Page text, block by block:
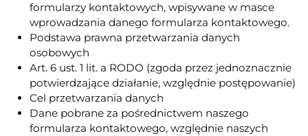
formularzy kontaktowych, wpisywane w masce
wprowadzania danego formularza kontaktowego.
Podstawa prawna przetwarzania danych
osobowych
Art. 6 ust. 1 lit. a RODO (zgoda przez jednoznacznie
potwierdzające działanie, względnie postępowanie)
Cel przetwarzania danych
Dane pobrane za pośrednictwem naszego
formularza kontaktowego, względnie naszych